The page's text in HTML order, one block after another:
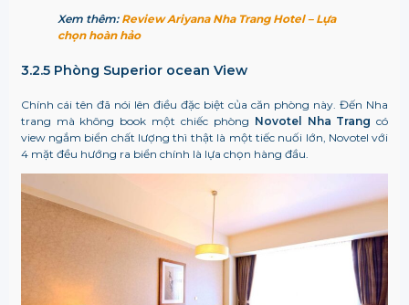
Xem thêm: Review Ariyana Nha Trang Hotel – Lựa
chọn hoàn hảo
3.2.5 Phòng Superior ocean View
Chính cái tên đã nói lên điều đặc biệt của căn phòng này. Đến Nha
trang mà không book một chiếc phòng Novotel Nha Trangcó
view ngắm biển chất lượng thì thật là một tiếc nuối lớn, Novotel với
4 mặt đều hướng ra biển chính là lựa chọn hàng đầu.